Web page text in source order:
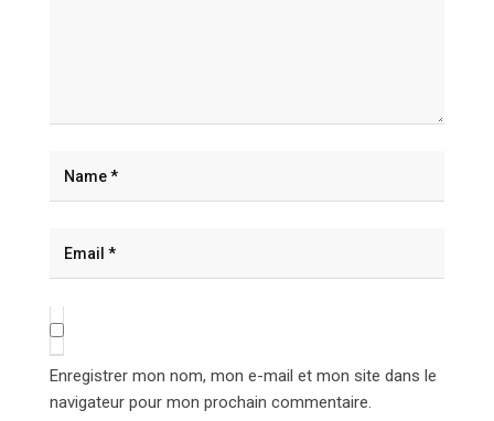
Enregistrer mon nom, mon e-mail et mon site dans le
navigateur pour mon prochain commentaire.